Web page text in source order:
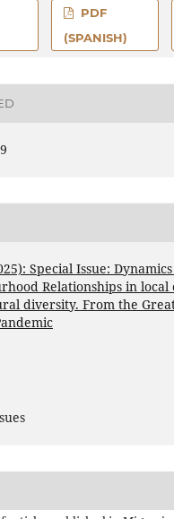
PDF
(SPANISH)
Special Issue:
Relationships in local
diversity. From the